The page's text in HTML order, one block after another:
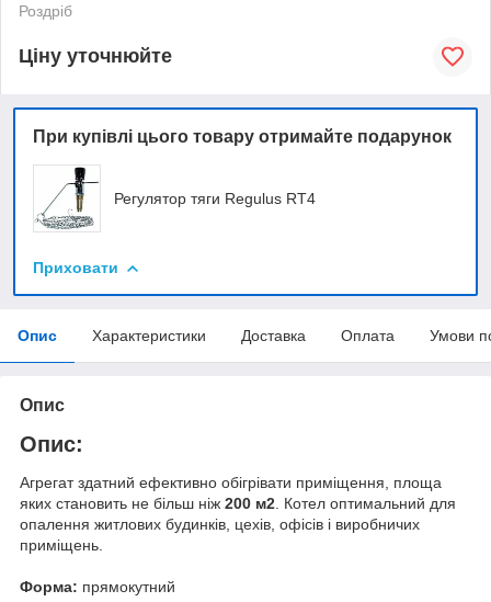
Роздріб
Ціну уточнюйте
При купівлі цього товару отримайте подарунок
Регулятор тяги Regulus RT4
Приховати
Опис Характеристики Доставка Оплата Умови
Опис
Опис:
Агрегат здатний ефективно обігрівати приміщення, площа
яких становить не більш ніж 200 м2. Котел оптимальний для
опалення житлових будинків, цехів, офісів і виробничих
приміщень.
Форма: прямокутний